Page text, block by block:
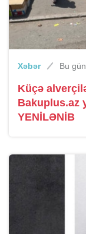
Xəbər Bu
Küçə
Bakuplus.az
YENİLƏNİB